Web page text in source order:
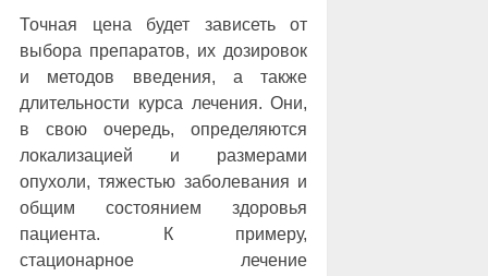
Точная цена будет зависеть от
выбора препаратов, их дозировок
и методов введения, а также
длительности курса лечения. Они,
в свою очередь, определяются
локализацией и размерами
опухоли, тяжестью заболевания и
общим состоянием здоровья
пациента. К примеру,
стационарное лечение